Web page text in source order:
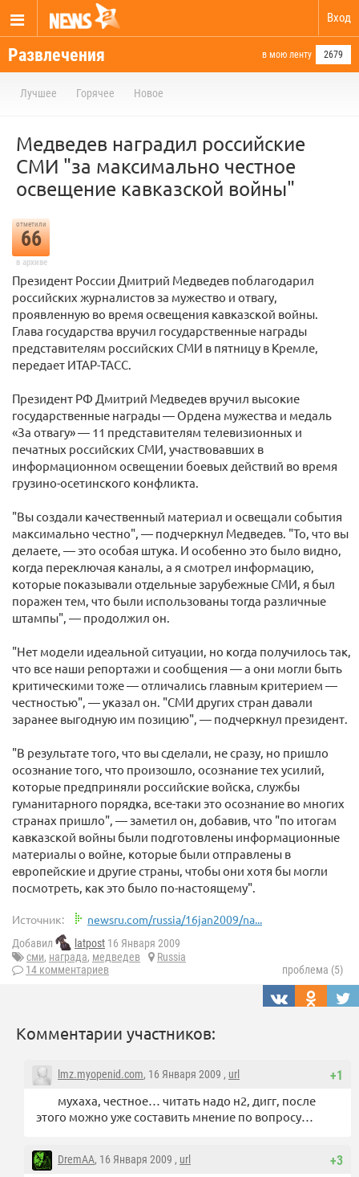
Вход
Развлечения в мою ленту 2679
Лучшее Горячее Новое
Медведев наградил российские
СМИ "за максимально честное
освещение кавказской войны"
отметили
66
в архиве
Президент России Дмитрий Медведев поблагодарил
российских журналистов за мужество и отвагу,
проявленную во время освещения кавказской войны.
Глава государства вручил государственные награды
представителям российских СМИ в пятницу в Кремле,
передает ИТАР-ТАСС.
Президент РФ Дмитрий Медведев вручил высокие
государственные награды — Ордена мужества и медаль
«За отвагу» — 11 представителям телевизионных и
печатных российских СМИ, участвовавших в
информационном освещении боевых действий во время
грузино-осетинского конфликта.
"Вы создали качественный материал и освещали события
максимально честно", — подчеркнул Медведев. "То, что вы
делаете, — это особая штука. И особенно это было видно,
когда переключая каналы, а я смотрел информацию,
которые показывали отдельные зарубежные СМИ, я был
поражен тем, что были использованы тогда различные
штампы", — продолжил он.
"Нет модели идеальной ситуации, но когда получилось так,
что все наши репортажи и сообщения — а они могли быть
критическими тоже — отличались главным критерием —
честностью", — указал он. "СМИ других стран давали
заранее выгодную им позицию", — подчеркнул президент.
"В результате того, что вы сделали, не сразу, но пришло
осознание того, что произошло, осознание тех усилий,
которые предприняли российские войска, службы
гуманитарного порядка, все-таки это осознание во многих
странах пришло", — заметил он, добавив, что "по итогам
кавказской войны были подготовлены информационные
материалы о войне, которые были отправлены в
европейские и другие страны, чтобы они хотя бы могли
посмотреть, как это было по-настоящему".
Источник: newsru.com/russia/16jan2009/na...
Добавил latpost 16 Января 2009
сми, награда, медведев
Russia
14 комментариев
проблема (5)
Комментарии участников:
+1
lmz.myopenid.com, 16 Января 2009 , url
мухаха, честное… читать надо н2, дигг, после
этого можно уже составить мнение по вопросу…
+3
DremAA, 16 Января 2009 , url